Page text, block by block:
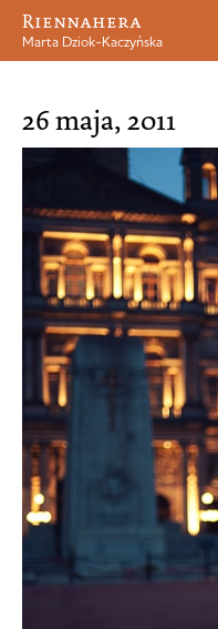
Riennahera
Marta Dziok-Kaczyńska
26 maja, 2011